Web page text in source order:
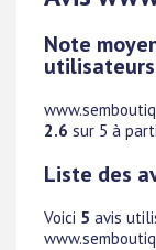
Note
utilisateurs
2.6 sur 5 à
Liste des
Voici 5 avis